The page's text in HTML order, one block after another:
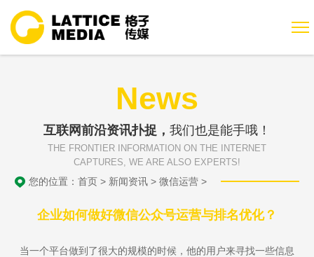
News
互联网前沿资讯扑捉， 我们也是能手哦！
THE FRONTIER INFORMATION ON THE INTERNET
CAPTURES, WE ARE ALSO EXPERTS!
您的位置：首页 > 新闻资讯 >微信运营 >
企业如何做好微信公众号运营与排名优化？
当一个平台做到了很大的规模的时候，他的用户来寻找一些信息